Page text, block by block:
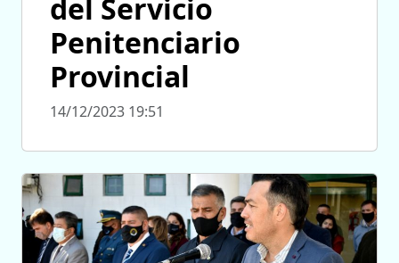
del Servicio
Penitenciario
Provincial
14/12/2023 19:51